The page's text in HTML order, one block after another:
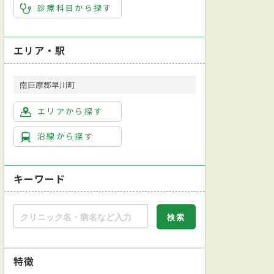
診療科目から探す
エリア・駅
南巨摩郡早川町
エリアから探す
沿線から探す
キーワード
特徴